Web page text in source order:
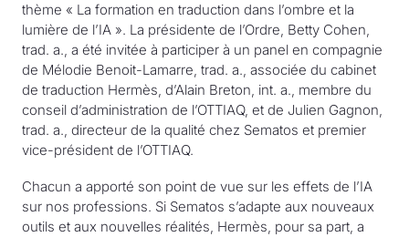
thème « La formation en traduction dans l’ombre et la
lumière de l’IA ». La présidente de l’Ordre, Betty Cohen,
trad. a., a été invitée à participer à un panel en compagnie
de Mélodie Benoit-Lamarre, trad. a., associée du cabinet
de traduction Hermès, d’Alain Breton, int. a., membre du
conseil d’administration de l’OTTIAQ, et de Julien Gagnon,
trad. a., directeur de la qualité chez Sematos et premier
vice-président de l’OTTIAQ.
Chacun a apporté son point de vue sur les effets de l’IA
sur nos professions. Si Sematos s’adapte aux nouveaux
outils et aux nouvelles réalités, Hermès, pour sa part, a